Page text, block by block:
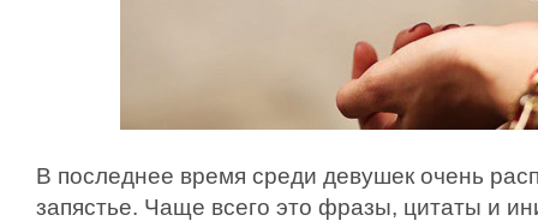
В последнее время среди девушек очень
запястье. Чаще всего это фразы, цитаты и